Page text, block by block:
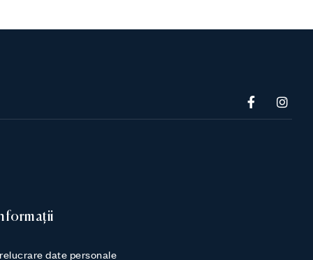
date personale